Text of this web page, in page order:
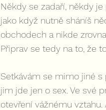
Někdy se zadaří, někdy
jako když nutně sháníš
obchodech a nikde
Připrav se tedy na to, že
Setkávám se mimo jiné
jim jde jen o sex. Ve své
otevření vážnému